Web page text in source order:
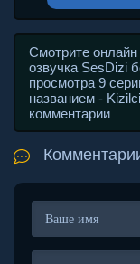
Смотрите
озвучка SesDizi
просмотра 9
названием -
комментарии